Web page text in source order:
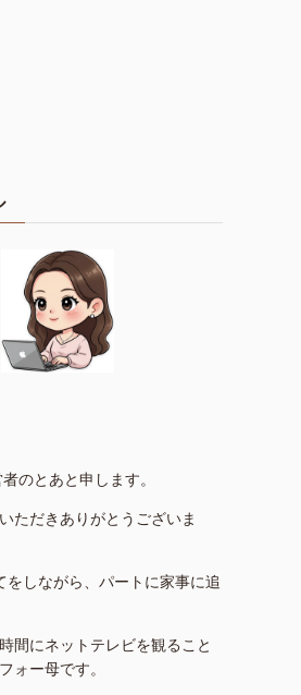
のとあと申します。
ただきありがとうございま
をしながら、パートに家事に追
間にネットテレビを観ること
ォー母です。